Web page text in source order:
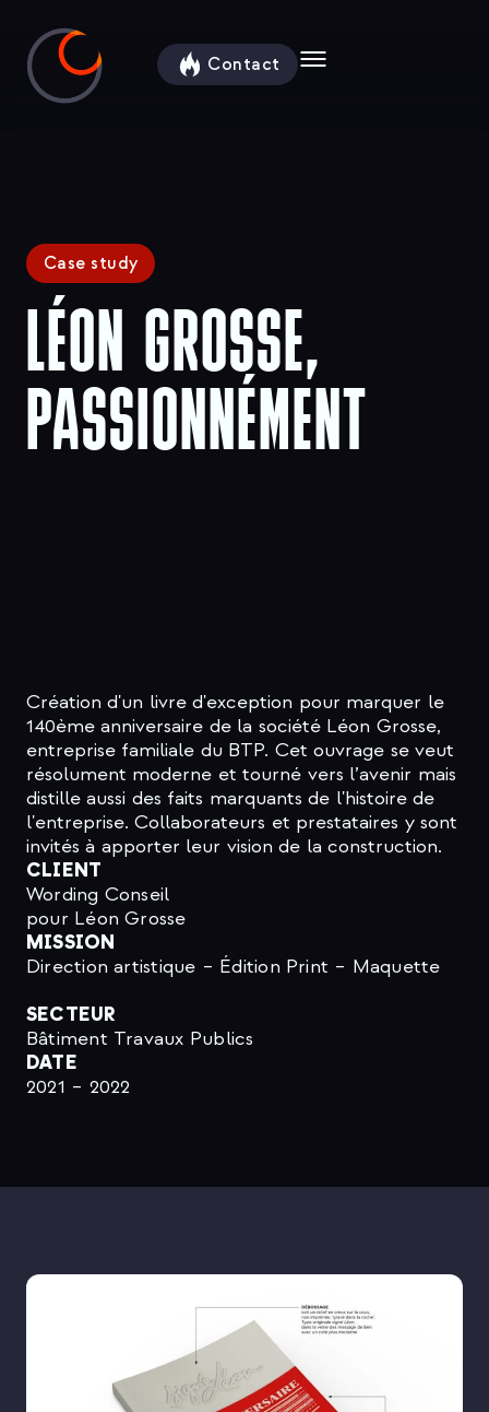
principal
Contact
Case study
LÉON GROSSE,
PASSIONNÉMENT
Création d'un livre d'exception pour marquer le
140ème anniversaire de la société Léon Grosse,
entreprise familiale du BTP. Cet ouvrage se veut
résolument moderne et tourné vers l’avenir mais
distille aussi des faits marquants de l'histoire de
l'entreprise. Collaborateurs et prestataires y sont
invités à apporter leur vision de la construction.
CLIENT
Wording Conseil
pour Léon Grosse
MISSION
Direction artistique – Édition Print – Maquette
SECTEUR
Bâtiment Travaux Publics
DATE
2021 – 2022